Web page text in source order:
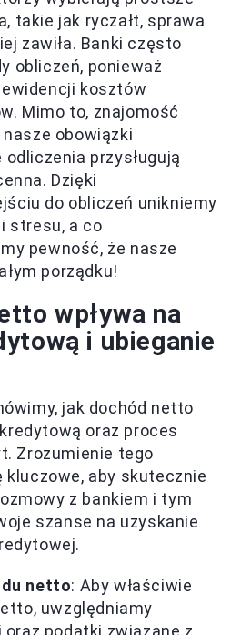
takie jak ryczałt, sprawa
zawiła. Banki często
obliczeń, ponieważ
kosztów
Mimo to, znajomość
obowiązki
przysługują
Dzięki
do obliczeń unikniemy
stresu, a co
pewność, że nasze
porządku!
wpływa na
i ubieganie
jak dochód netto
oraz proces
Zrozumienie tego
kluczowe, aby skutecznie
z bankiem i tym
szanse na uzyskanie
netto: Aby właściwie
uwzględniamy
podatki związane z